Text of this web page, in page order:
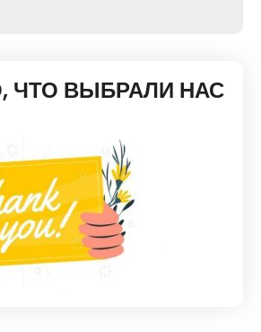
ЧТО ВЫБРАЛИ НАС